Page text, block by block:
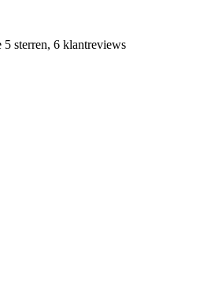
5 sterren, 6 klantreviews